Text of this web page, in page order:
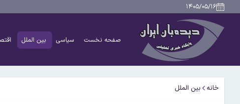
۱۴۰۵/۰۵/۱۶
صفحه نخست سیاسی بین الملل
خانه بین الملل